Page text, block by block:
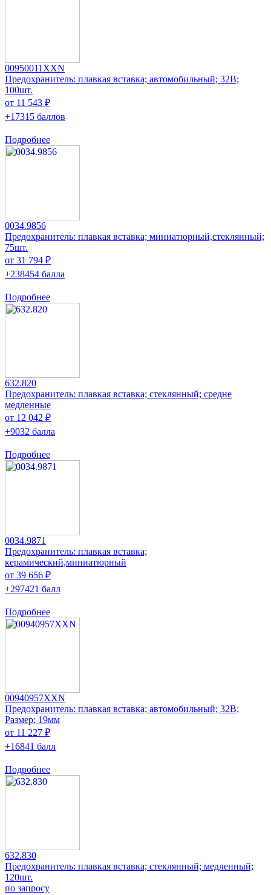
00950011XXN
Предохранитель: плавкая вставка; автомобильный; 32В;
100шт.
от 11 543 ₽
+17315 баллов
Подробнее
0034.9856
Предохранитель: плавкая вставка; миниатюрный,стеклянный;
75шт.
от 31 794 ₽
+238454 балла
Подробнее
632.820
Предохранитель: плавкая вставка; стеклянный; средне
медленные
от 12 042 ₽
+9032 балла
Подробнее
0034.9871
Предохранитель: плавкая вставка;
керамический,миниатюрный
от 39 656 ₽
+297421 балл
Подробнее
00940957XXN
Предохранитель: плавкая вставка; автомобильный; 32В;
Размер: 19мм
от 11 227 ₽
+16841 балл
Подробнее
632.830
Предохранитель: плавкая вставка; стеклянный; медленный;
120шт.
по запросу